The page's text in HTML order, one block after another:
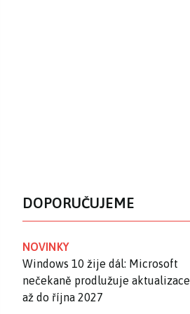
DOPORUČUJEME
NOVINKY
Windows 10 žije dál: Microsoft
nečekaně prodlužuje aktualizace
až do října 2027